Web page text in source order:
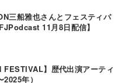
三船雅也さんとフェスティバ
11月8日配信】
FESTIVAL】歴代出演アーティ
年）